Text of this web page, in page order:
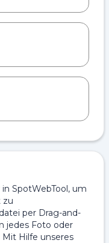
SpotWebTool, um
zu
per Drag-and-
jedes Foto oder
Hilfe unseres